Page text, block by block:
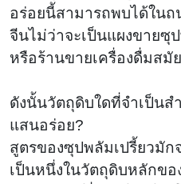
อร่อยนี้สามารถพบได้ใน
จีนไม่ว่าจะเป็นแผงขายซุ
หรือร้านขายเครื่องดื่มสมั
ดังนั้นวัตถุดิบใดที่จำเป็น
แสนอร่อย?
สูตรของซุปพลัมเปรี้ยวมัก
เป็นหนึ่งในวัตถุดิบหลักขอ